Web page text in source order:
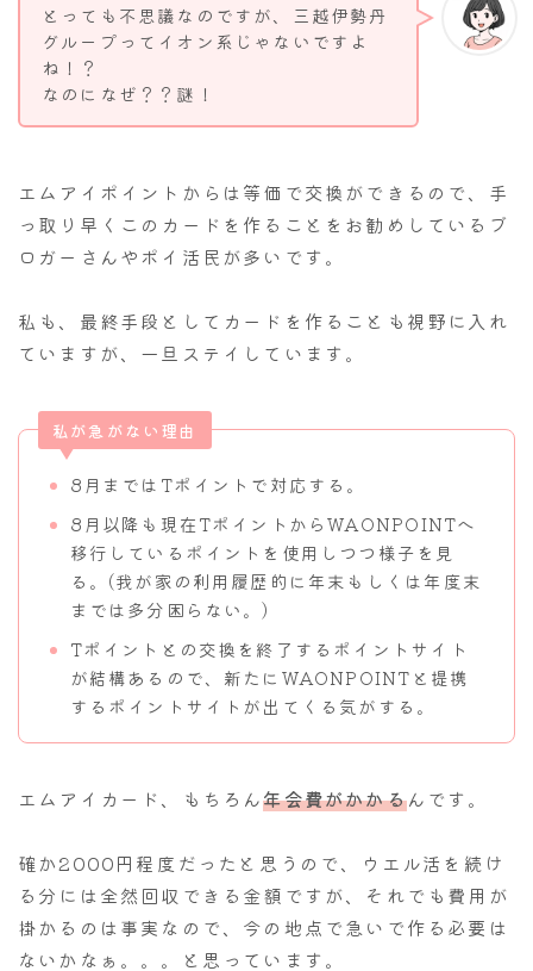
とっても不思議なのですが、三越伊勢丹
グループってイオン系じゃないですよ
ね！？
なのになぜ？？謎！
エムアイポイントからは等価で交換ができるので、手
っ取り早くこのカードを作ることをお勧めしているブ
ロガーさんやポイ活民が多いです。
私も、最終手段としてカードを作ることも視野に入れ
ていますが、一旦ステイしています。
私が急がない理由
8月まではTポイントで対応する。
8月以降も現在TポイントからWAONPOINTへ
移行しているポイントを使用しつつ様子を見
る。(我が家の利用履歴的に年末もしくは年度末
までは多分困らない。)
Tポイントとの交換を終了するポイントサイト
が結構あるので、新たにWAONPOINTと提携
するポイントサイトが出てくる気がする。
エムアイカード、もちろん年会費がかかるんです。
確か2000円程度だったと思うので、ウエル活を続け
る分には全然回収できる金額ですが、それでも費用が
掛かるのは事実なので、今の地点で急いで作る必要は
ないかなぁ。。。と思っています。